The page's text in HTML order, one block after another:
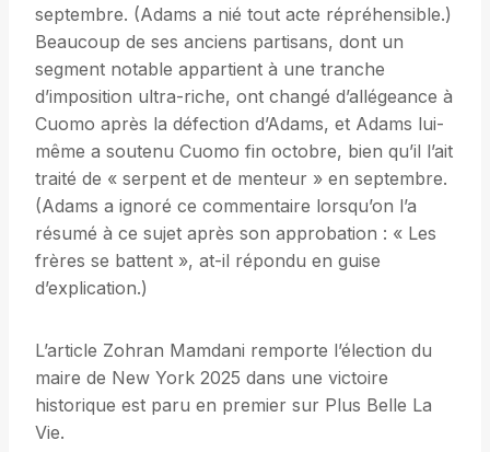
septembre. (Adams a nié tout acte répréhensible.)
Beaucoup de ses anciens partisans, dont un
segment notable appartient à une tranche
d’imposition ultra-riche, ont changé d’allégeance à
Cuomo après la défection d’Adams, et Adams lui-
même a soutenu Cuomo fin octobre, bien qu’il l’ait
traité de « serpent et de menteur » en septembre.
(Adams a ignoré ce commentaire lorsqu’on l’a
résumé à ce sujet après son approbation : « Les
frères se battent », at-il répondu en guise
d’explication.)
L’article Zohran Mamdani remporte l’élection du
maire de New York 2025 dans une victoire
historique est paru en premier sur Plus Belle La
Vie.